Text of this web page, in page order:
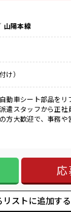
メ。
♪
自由♪
選びに悩まずOK♪
る≫
す！
型は自由！
す♪
山陽本線
け）
動車シート部品を
遣スタッフから正社
方大歓迎で、事務や
就業されています！
方もOK！ ≪稼ぎた
スメ。 残業は月20
派手過ぎなけれ
と毎日の服選びに
る≫ 困った事などが
なければ髪
応
リストに追加する